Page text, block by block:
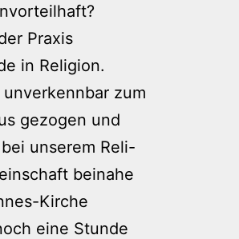
Praxis
in Religion.
zum
gezogen und
unserem Reli-
beinahe
Kirche
eine Stunde